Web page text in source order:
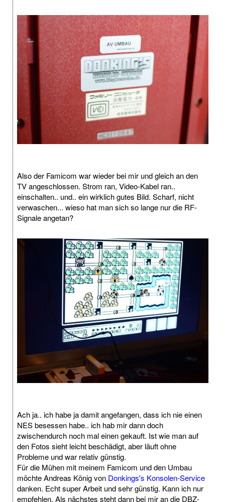
Also der Famicom war wieder bei mir und gleich an den
TV angeschlossen. Strom ran, Video-Kabel ran..
einschalten.. und.. ein wirklich gutes Bild. Scharf, nicht
verwaschen... wieso hat man sich so lange nur die RF-
Signale angetan?
Ach ja.. ich habe ja damit angefangen, dass ich nie einen
NES besessen habe.. ich hab mir dann doch
zwischendurch noch mal einen gekauft. Ist wie man auf
den Fotos sieht leicht beschädigt, aber läuft ohne
Probleme und war relativ günstig.
Für die Mühen mit meinem Famicom und den Umbau
möchte Andreas König von Donkings's Konsolen-Service
danken. Echt super Arbeit und sehr günstig. Kann ich nur
empfehlen. Als nächstes steht dann bei mir an die DBZ-